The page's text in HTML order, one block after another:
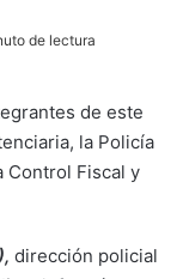
de lectura
de este
la Policía
Control Fiscal y
dirección policial